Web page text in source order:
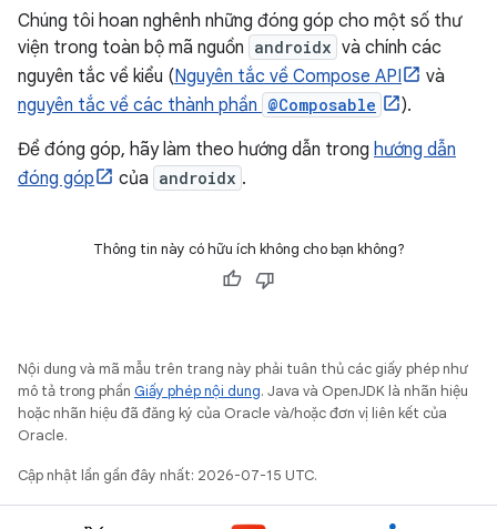
Chúng tôi hoan nghênh những đóng góp cho một số thư
viện trong toàn bộ mã nguồn androidx và chính các
nguyên tắc về kiểu (Nguyên tắc về Compose API
và
nguyên tắc về các thành phần @Composable
).
Để đóng góp, hãy làm theo hướng dẫn trong hướng dẫn
đóng góp
của androidx .
Thông tin này có hữu ích không cho bạn không?
Nội dung và mã mẫu trên trang này phải tuân thủ các giấy phép như
mô tả trong phần Giấy phép nội dung. Java và OpenJDK là nhãn hiệu
hoặc nhãn hiệu đã đăng ký của Oracle và/hoặc đơn vị liên kết của
Oracle.
Cập nhật lần gần đây nhất: 2026-07-15 UTC.